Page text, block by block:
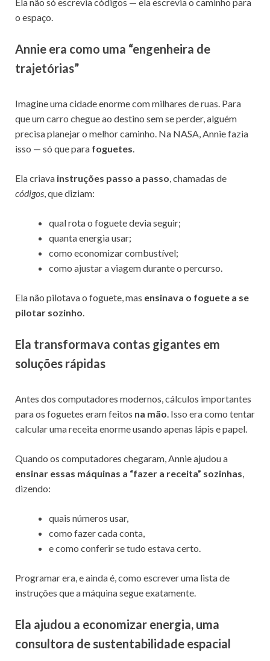
Ela não só escrevia códigos — ela escrevia o caminho para
o espaço.
Annie era como uma “engenheira de
trajetórias”
Imagine uma cidade enorme com milhares de ruas. Para
que um carro chegue ao destino sem se perder, alguém
precisa planejar o melhor caminho. Na NASA, Annie fazia
isso — só que para foguetes.
Ela criava instruções passo a passo, chamadas de
códigos, que diziam:
qual rota o foguete devia seguir;
quanta energia usar;
como economizar combustível;
como ajustar a viagem durante o percurso.
Ela não pilotava o foguete, mas ensinava o foguete a se
pilotar sozinho.
Ela transformava contas gigantes em
soluções rápidas
Antes dos computadores modernos, cálculos importantes
para os foguetes eram feitos na mão. Isso era como tentar
calcular uma receita enorme usando apenas lápis e papel.
Quando os computadores chegaram, Annie ajudou a
ensinar essas máquinas a “fazer a receita” sozinhas,
dizendo:
quais números usar,
como fazer cada conta,
e como conferir se tudo estava certo.
Programar era, e ainda é, como escrever uma lista de
instruções que a máquina segue exatamente.
Ela ajudou a economizar energia, uma
consultora de sustentabilidade espacial